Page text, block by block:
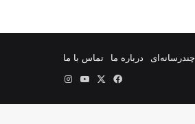
چندرسانه‌ای درباره ما
تماس با ما
فیس
یوتیوب